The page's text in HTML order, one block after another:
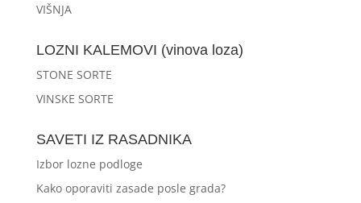
VIŠNJA
LOZNI KALEMOVI (vinova loza)
STONE SORTE
VINSKE SORTE
SAVETI IZ RASADNIKA
Izbor lozne podloge
Kako oporaviti zasade posle grada?